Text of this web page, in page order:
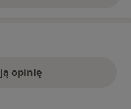
opinię